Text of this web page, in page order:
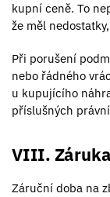
kupní ceně. To
že měl
Při porušení
nebo řádného
u kupujícího
příslušných
VIII.
Záruční doba na